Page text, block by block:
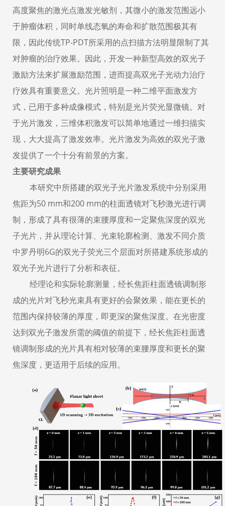
高度聚焦的激光点激发光敏剂，其微小的激发范围远小
于肿瘤体积，同时单线态氧的寿命和扩散范围极其有
限，因此传统TP-PDT所采用的点扫描方法明显限制了其
对肿瘤的治疗效果。因此，开发一种新型高效的双光子
激励方法来扩展激励范围，进而提高双光子光动力治疗
疗效具有重要意义。光片照明是一种二维平面激发方
式，已用于多种成像模式，特别是光片荧光显微镜。对
于光片激发，三维体积激发可以简单地通过一维扫描实
现，大大提高了激发效率。光片激发为高效的双光子激
发提供了一个十分有前景的方案。
主要研究成果
本研究中所搭建的双光子光片激发系统中分别采用
焦距为50 mm和200 mm的柱面透镜对飞秒激光进行调
制，形成了具有很薄的束腰厚度和一定聚焦深度的双光
子光片，并从理论计算、光束轮廓检测、激发不同介质
中罗丹明6G的双光子荧光三个层面对所搭建系统形成的
双光子光片进行了分析和表征。
经理论和实际轮廓测量，经长焦距柱面透镜调制形
成的光片对飞秒光束具有更好的会聚效果，能在更长的
范围内保持较薄的厚度，即更深的聚焦深度。在光密度
达到双光子激发所需的阈值的前提下，经长焦距柱面透
镜调制形成的光片具有相对较薄的束腰厚度和更长的聚
焦深度，更适用于后续的应用。